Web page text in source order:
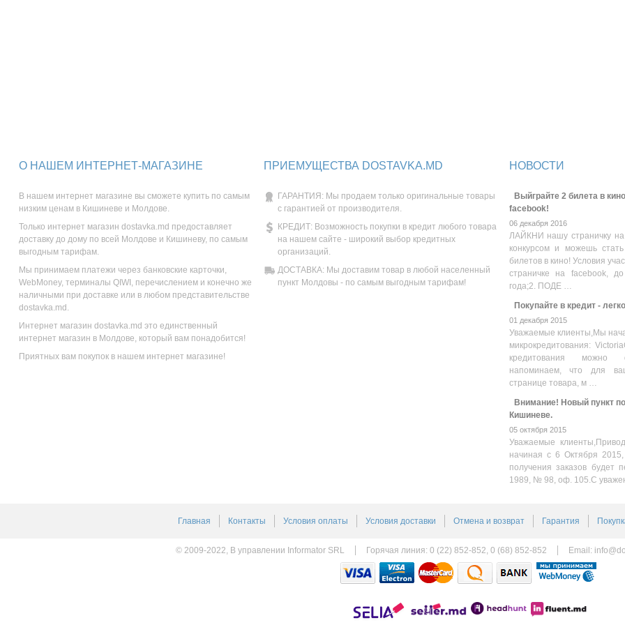
О НАШЕМ ИНТЕРНЕТ-МАГАЗИНЕ
В нашем интернет магазине вы сможете купить по самым
низким ценам в Кишиневе и Молдове.
Только интернет магазин dostavka.md предоставляет
доставку до дому по всей Молдове и Кишиневу, по самым
выгодным тарифам.
Мы принимаем платежи через банковские карточки,
WebMoney, терминалы QIWI, перечислением и конечно же
наличными при доставке или в любом представительстве
dostavka.md.
Интернет магазин dostavka.md это единственный
интернет магазин в Молдове, который вам понадобится!
Приятных вам покупок в нашем интернет магазине!
ПРИЕМУЩЕСТВА DOSTAVKA.MD
ГАРАНТИЯ: Мы продаем только оригинальные товары
с гарантией от производителя.
КРЕДИТ: Возможность покупки в кредит любого товара
на нашем сайте - широкий выбор кредитных
организаций.
ДОСТАВКА: Мы доставим товар в любой населенный
пункт Молдовы - по самым выгодным тарифам!
НОВОСТИ
Выйграйте 2 билета в
facebook!
06 декабря 2016
ЛАЙКНИ нашу страничку
конкурсом и можешь
билетов в кино! Условия
страничке на facebook,
года;2. ПОДЕ …
Покупайте в кредит -
01 декабря 2015
Уважаемые клиенты,Мы
микрокредитования:
кредитования можно
напоминаем, что для
странице товара, м …
Внимание! Новый пункт
Кишиневе.
05 октября 2015
Уважаемые
начиная с 6 Октября
получения заказов будет
1989, № 98, оф. 105.С
Главная Контакты Условия оплаты Условия доставки Отмена и возврат Гарантия
© 2009-2022, В управлении Informator SRL Горячая линия: 0 (22) 852-852, 0 (68) 852-852 Email: